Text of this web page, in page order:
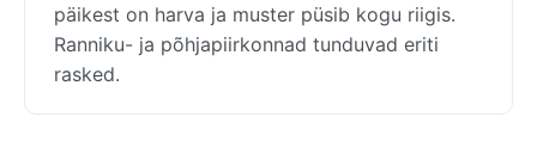
päikest on harva ja muster püsib kogu riigis.
Ranniku- ja põhjapiirkonnad tunduvad eriti
rasked.